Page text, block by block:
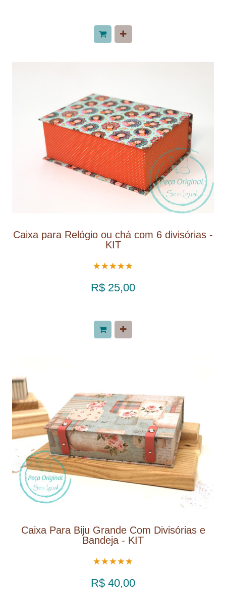
Caixa para Relógio ou chá com 6 divisórias -
KIT
R$ 25,00
Caixa Para Biju Grande Com Divisórias e
Bandeja - KIT
R$ 40,00